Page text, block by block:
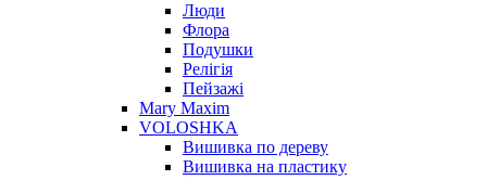
Люди
Флора
Подушки
Релігія
Пейзажі
Mary Maxim
VOLOSHKA
Вишивка по дереву
Вишивка на пластику